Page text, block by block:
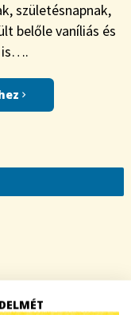
születésnapnak,
belőle vaníliás és
is….